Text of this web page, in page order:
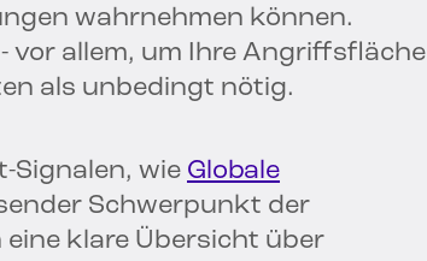
wahrnehmen können.
vor allem, um Ihre Angriffsfläche
als unbedingt nötig.
Signalen, wie Globale
Schwerpunkt der
klare Übersicht über